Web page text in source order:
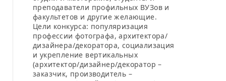
преподаватели профильных ВУЗов и
факультетов и другие желающие.
Цели конкурса: популяризация
профессии фотографа, архитектора/
дизайнера/декоратора, социализация
и укрепление вертикальных
(архитектор/дизайнер/декоратор –
заказчик, производитель –